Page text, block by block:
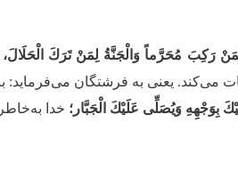
لِمَنْ‏ رَكِبَ‏ مُحَرَّماً وَالْجَنَّةُ لِمَنْ تَرَكَ الْحَلَالَ،
می‌کند. یعنی به فرشتگان
بِوَجْهِهِ وَیُصَلِّی عَلَیْكَ الْجَبَّار؛ خدا